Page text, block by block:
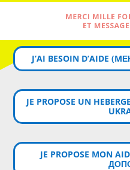
MERCI MILLE
ET
J’AI BESOIN D’AIDE
JE PROPOSE UN
JE PROPOSE MON